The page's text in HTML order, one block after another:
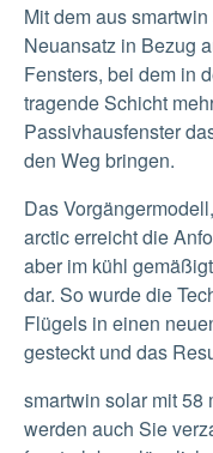
Mit dem aus
Neuansatz in Bezug
Fensters, bei dem in
tragende Schicht
Passivhausfenster
den Weg bringen.
Das
arctic erreicht die
aber im kühl
dar. So wurde die
Flügels in einen
gesteckt und das
smartwin solar mit 58
werden auch Sie